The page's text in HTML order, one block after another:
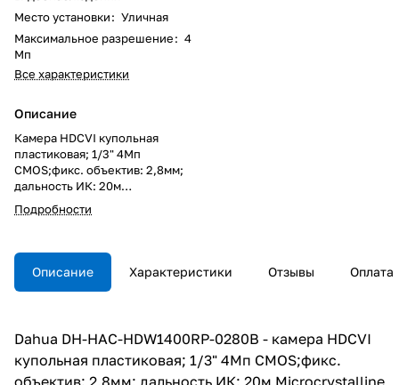
Место установки: Уличная
Максимальное разрешение: 4
Мп
Все характеристики
Описание
Камера HDCVI купольная
пластиковая; 1/3" 4Mп
CMOS;фикс. объектив: 2,8мм;
дальность ИК: 20м
Microcrystalline LED, Smart IR;
чувствительность:
0лк@F2.0(ИК вкл); DWDR,
2DNR,OSD меню; питание:
DC12В; Рабочая температура:
Подробности
Описание Характеристики Отзывы Оплата
Dahua DH-HAC-HDW1400RP-0280B - камера HDCVI
купольная пластиковая; 1/3" 4Mп CMOS;фикс.
объектив: 2,8мм; дальность ИК: 20м Microcrystalline